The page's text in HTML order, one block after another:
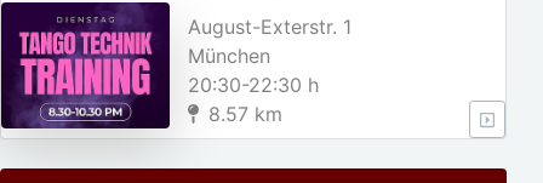
August-Exterstr. 1
München
20:30-22:30 h
8.57 km